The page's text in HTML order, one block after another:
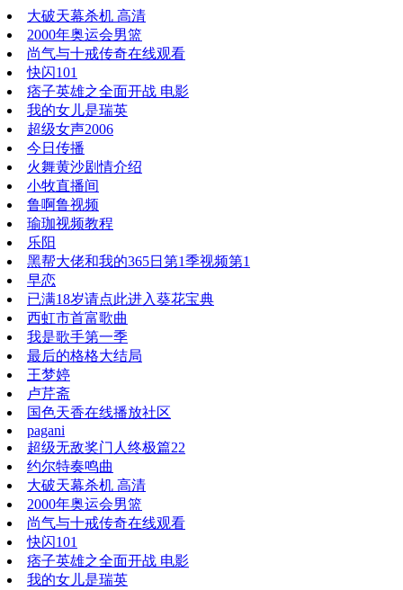
大破天幕杀机 高清
2000年奥运会男篮
尚气与十戒传奇在线观看
快闪101
痞子英雄之全面开战 电影
我的女儿是瑞英
超级女声2006
今日传播
火舞黄沙剧情介绍
小牧直播间
鲁啊鲁视频
瑜珈视频教程
乐阳
黑帮大佬和我的365日第1季视频第1
早恋
已满18岁请点此进入葵花宝典
西虹市首富歌曲
我是歌手第一季
最后的格格大结局
王梦婷
卢芹斋
国色天香在线播放社区
pagani
超级无敌奖门人终极篇22
约尔特奏鸣曲
大破天幕杀机 高清
2000年奥运会男篮
尚气与十戒传奇在线观看
快闪101
痞子英雄之全面开战 电影
我的女儿是瑞英